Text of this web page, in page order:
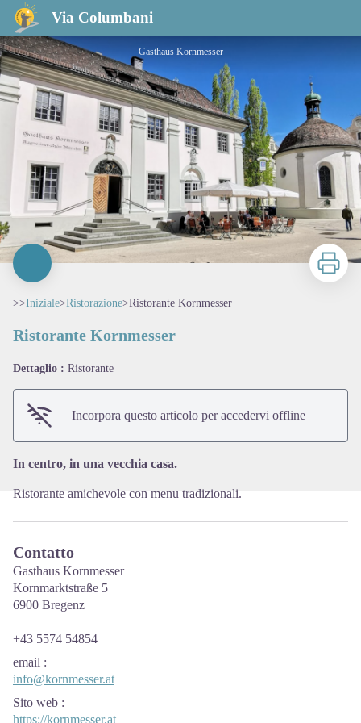
Via Columbani
Ristorante Kornmesser
Gasthaus Kornmesser
View picture in full screen
Stampa
>>Iniziale>Ristorazione>Ristorante Kornmesser
Ristorante Kornmesser
Dettaglio : Ristorante
Incorpora questo articolo per accedervi offline
In centro, in una vecchia casa.
Ristorante amichevole con menu tradizionali.
Contatto
Gasthaus Kornmesser
Kornmarktstraße 5
6900 Bregenz
+43 5574 54854
email :
info@kornmesser.at
Sito web :
https://kornmesser.at